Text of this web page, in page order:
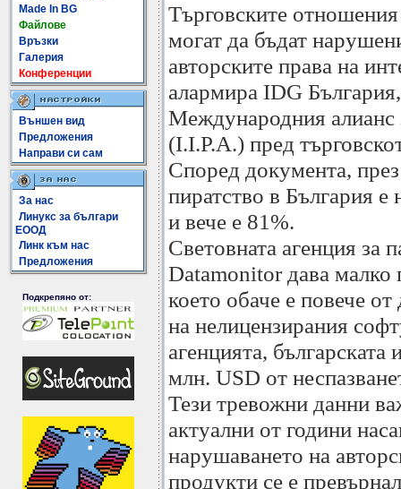
Made In BG
Файлове
Връзки
Галерия
Конференции
Външен вид
Предложения
Направи си сам
За нас
Линукс за българи
ЕООД
Линк към нас
Предложения
Подкрепяно от:
Търговските
могат да бъдат
авторските права на
алармира IDG
Международния алианс
(I.I.P.A.) пред
Според документа,
пиратство в България е
и вече е 81%.
Световната агенция за
Datamonitor дава малко
което обаче е повече
на нелицензирания
агенцията,
млн. USD от
Тези тревожни данни
актуални от години
нарушаването на
продукти се е